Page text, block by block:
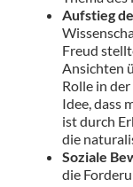
Aufstieg
Freud
Ansichten
Rolle in
Idee, dass
ist durch
die
Soziale
die